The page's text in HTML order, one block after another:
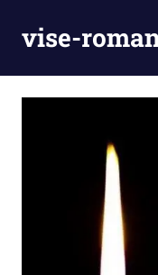
vise-